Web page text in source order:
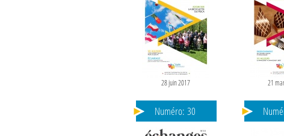
28 juin 2017 21
Numéro: 30